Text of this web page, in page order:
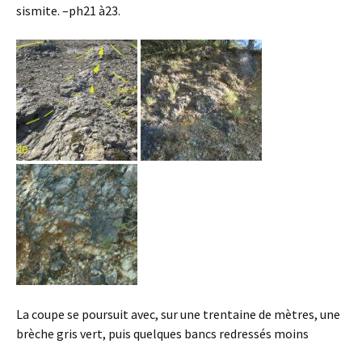
sismite. –ph21 à23.
La coupe se poursuit avec, sur une trentaine de mètres, une
brèche gris vert, puis quelques bancs redressés moins